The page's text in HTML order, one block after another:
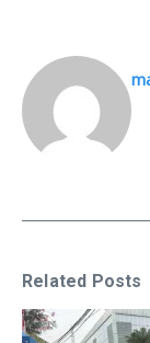
Related Posts